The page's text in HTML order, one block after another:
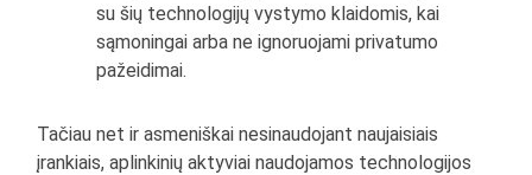
su šių technologijų vystymo klaidomis, kai
sąmoningai arba ne ignoruojami privatumo
pažeidimai.
Tačiau net ir asmeniškai nesinaudojant naujaisiais
įrankiais, aplinkinių aktyviai naudojamos technologijos